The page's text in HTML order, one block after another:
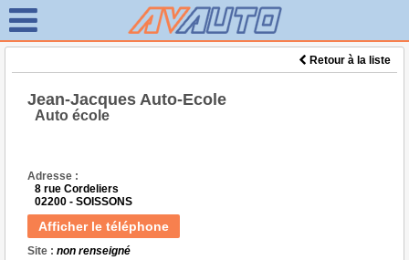
Retour à la liste
Jean-Jacques Auto-Ecole
Auto école
Adresse :
8 rue Cordeliers
02200 - SOISSONS
Afficher le téléphone
Site : non renseigné